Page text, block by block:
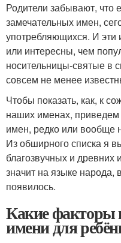
Родители забывают, что
замечательных имен,
употребляющихся. И эти
или интересны, чем
носительницы-святые в
совсем не менее
Чтобы показать, как, к
наших именах,
имен, редко или вообще
Из обширного списка я
благозвучных и древних
значит на языке народа,
появилось.
Какие факторы
имени для